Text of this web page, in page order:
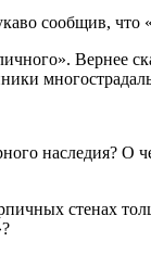
сообщив,
наследия? О
стенах